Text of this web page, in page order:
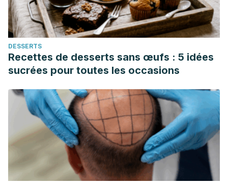
DESSERTS
Recettes de desserts sans œufs : 5 idées
sucrées pour toutes les occasions